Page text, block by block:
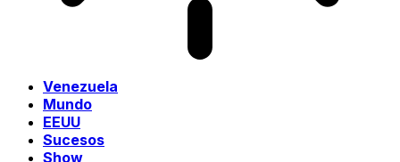
Venezuela
Mundo
EEUU
Sucesos
Show